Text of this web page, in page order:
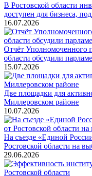
В Ростовской области
доступен для бизнеса,
16.07.2026
Отчёт Уполномоченного
области обсудили
15.07.2026
Две площадки для
Миллеровском районе
10.07.2026
На съезде «Единой
Ростовской области на
29.06.2026